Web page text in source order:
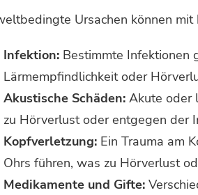
Ursachen können
Infektion: Bestimmte Infektionen
Lärmempfindlichkeit oder
Akustische Schäden: Akute oder
zu Hörverlust oder entgegen der
Kopfverletzung: Ein Trauma am
Ohrs führen, was zu Hörverlust
Medikamente und Gifte: